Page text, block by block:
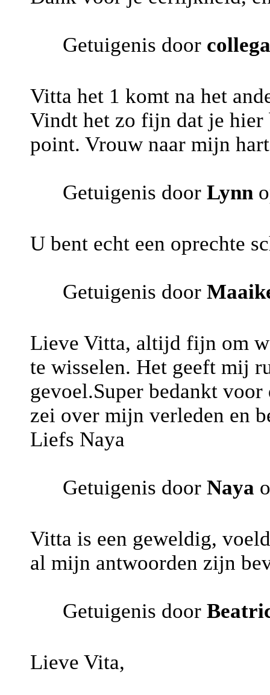
Getuigenis door collega
Vitta het 1 komt na het
Vindt het zo fijn dat je hier
point. Vrouw naar mijn
Getuigenis door Lynn
U bent echt een oprechte
Getuigenis door
Lieve Vitta, altijd fijn om
te wisselen. Het geeft mij
gevoel.Super bedankt
zei over mijn verleden en
Liefs Naya
Getuigenis door Naya
Vitta is een geweldig,
al mijn antwoorden zijn
Getuigenis door
Lieve Vita,